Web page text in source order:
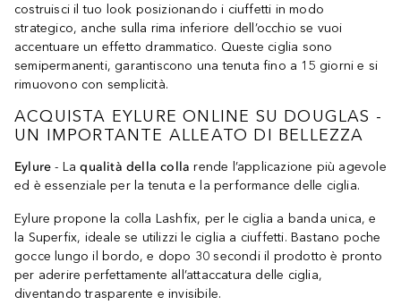
costruisci il tuo look posizionando i ciuffetti in modo
strategico, anche sulla rima inferiore dell’occhio se vuoi
accentuare un effetto drammatico. Queste ciglia sono
semipermanenti, garantiscono una tenuta fino a 15 giorni e si
rimuovono con semplicità.
ACQUISTA EYLURE ONLINE SU DOUGLAS -
UN IMPORTANTE ALLEATO DI BELLEZZA
Eylure - Laqualità della colla rende l’applicazione più agevole
ed è essenziale per la tenuta e la performance delle ciglia.
Eylure propone la colla Lashfix, per le ciglia a banda unica, e
la Superfix, ideale se utilizzi le ciglia a ciuffetti. Bastano poche
gocce lungo il bordo, e dopo 30 secondi il prodotto è pronto
per aderire perfettamente all’attaccatura delle ciglia,
diventando trasparente e invisibile.